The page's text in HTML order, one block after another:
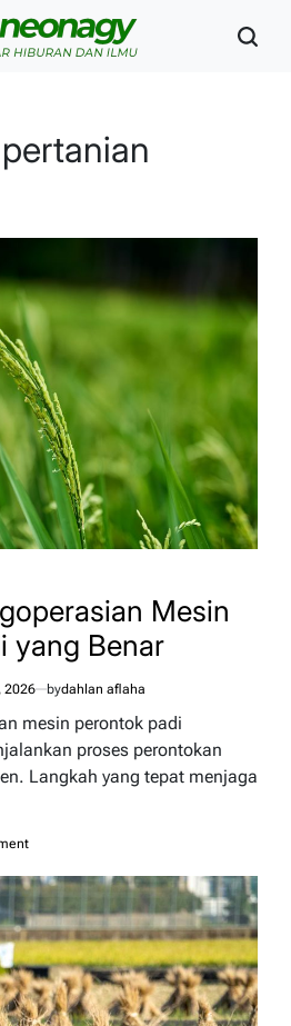
Mesin
yang Benar
2026 bydahlan aflaha
mesin perontok padi
proses perontokan
Langkah yang tepat menjaga
on
Pengoperasian
Perontok
Padi
yang
Benar